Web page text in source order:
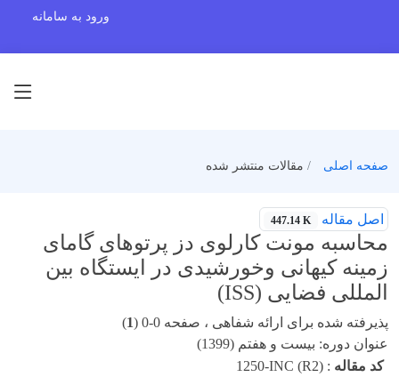
ورود به سامانه
صفحه اصلی مقالات منتشر شده
اصل مقاله 447.14 K
محاسبه مونت کارلوی دز پرتوهای گامای
زمینه کیهانی وخورشیدی در ایستگاه بین
المللی فضایی (ISS)
پذیرفته شده برای ارائه شفاهی ، صفحه 0-0 ( 1
)
عنوان دوره: بیست و هفتم (1399)
کد مقاله :
1250-INC (R2)